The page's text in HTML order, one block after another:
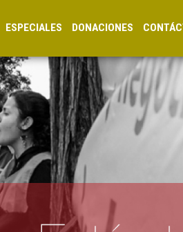
ESPECIALES DONACIONES